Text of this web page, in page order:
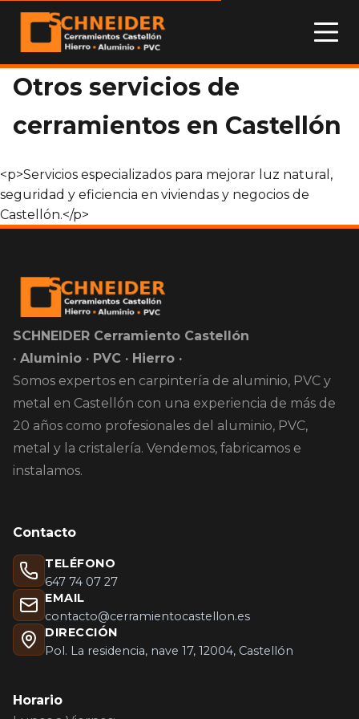
Otros servicios de
cerramientos en Castellón
<p>Servicios especializados para mejorar luz natural,
seguridad y eficiencia en viviendas y negocios de
Castellón.</p>
SCHNEIDER Cerramiento Castellón
· Aluminio · PVC · Hierro ·
Somos expertos en carpintería de aluminio, PVC y
metal en Castellón con una experiencia de más de
20 años como profesionales del aluminio, PVC,
metal y la cristalería. Vendemos, fabricamos e
instalamos.
Contacto
TELÉFONO
647 74 07 27
EMAIL
contacto@cerramientocastellon.es
DIRECCIÓN
Pol. La residencia, nave 17, 12004, Castellón
Horario